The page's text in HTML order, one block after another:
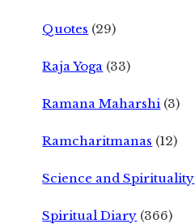
Quotes (29)
Raja Yoga (33)
Ramana Maharshi (3)
Ramcharitmanas (12)
Science and Spirituality
Spiritual Diary (366)